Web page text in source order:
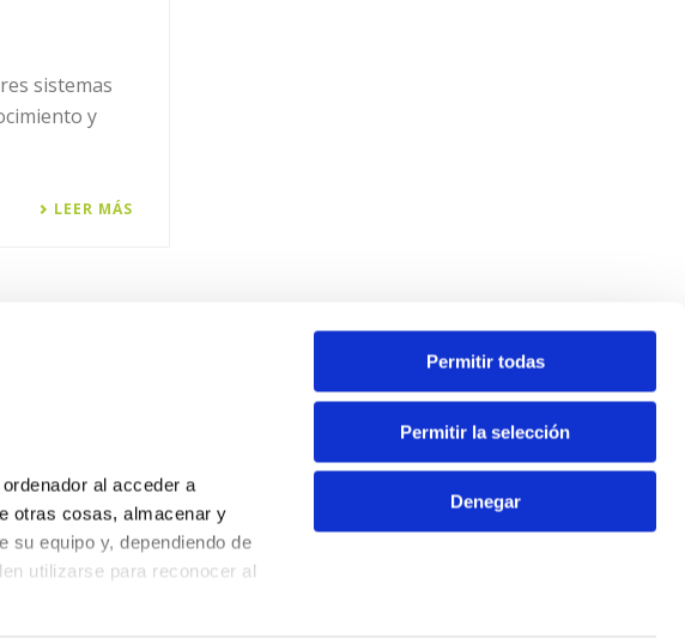
al acceder a
otras cosas, almacenar y
su equipo y, dependiendo de
utilizarse para reconocer al
Permitir todas
Permitir la selección
Denegar
sistemas
y
LEER MÁS
12
Oficina virtual
Info ecoparques
Contacto
Aviso Legal